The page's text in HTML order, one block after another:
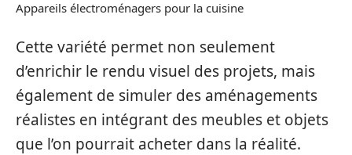
Appareils électroménagers pour la cuisine
Cette variété permet non seulement
d’enrichir le rendu visuel des projets, mais
également de simuler des aménagements
réalistes en intégrant des meubles et objets
que l’on pourrait acheter dans la réalité.